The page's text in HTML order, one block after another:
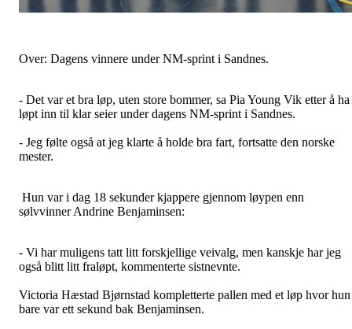
Over: Dagens vinnere under NM-sprint i Sandnes.
- Det var et bra løp, uten store bommer, sa Pia Young Vik etter å ha
løpt inn til klar seier under dagens NM-sprint i Sandnes.
- Jeg følte også at jeg klarte å holde bra fart, fortsatte den norske
mester.
Hun var i dag 18 sekunder kjappere gjennom løypen enn
sølvvinner Andrine Benjaminsen:
- Vi har muligens tatt litt forskjellige veivalg, men kanskje har jeg
også blitt litt fraløpt, kommenterte sistnevnte.
Victoria Hæstad Bjørnstad kompletterte pallen med et løp hvor hun
bare var ett sekund bak Benjaminsen.